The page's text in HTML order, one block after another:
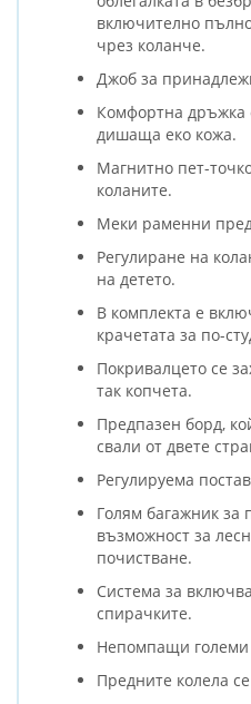
включително
чрез коланче.
Джoб за
Комфортна дръжка
дишаща еко кожа.
Магнитно пет-
коланите.
Меки раменни
Регулиране на
на детето.
В комплекта е
крачетата за по-
Покривалцето се
так копчета.
Предпазен борд,
свали от двете
Регулируема
Голям багажник за
възможност за
почистване.
Система за
спирачките.
Непомпащи големи
Предните колела